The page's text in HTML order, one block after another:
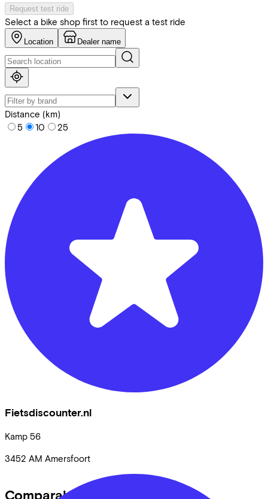
Request test ride
Select a bike shop first to request a test ride
Location Dealer name
Distance (km)
5
10 25
Fietsdiscounter.nl
Kamp 56
3452 AM Amersfoort
Comparable bikes